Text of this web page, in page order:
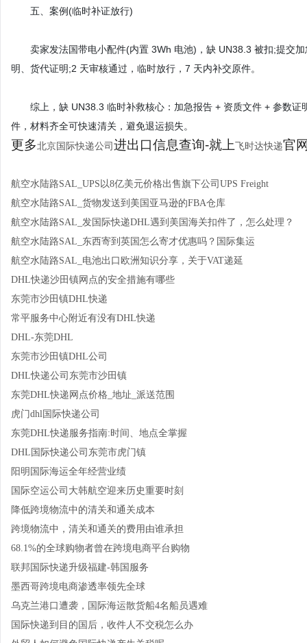
五、案例(临时补证放行)
卖家发法国带电小配件(内置 3Wh 电池)，缺 UN38.3 被扣;提交加
明、货代证明;2 天审核通过，临时放行，7 天内补交原件。
综上，缺 UN38.3 临时补救核心：加急报告 + 资质文件 + 参数证
件，材料齐全可快速清关，避免退运损失。
更多北京国际快递公司进出口信息查询-就上飞时达快递官
航空水陆路SAL_UPS以8亿美元价格出售旗下公司UPS Freight
航空水陆路SAL_货物发送到美国亚马逊的FBA仓库
航空水陆路SAL_发国际快递DHL遇到美国海关扣件了，怎么处理？
航空水陆路SAL_东西寄到英国怎么寄才优惠吗？国际集运
航空水陆路SAL_电池出口欧洲知识分享，关于VAT递延
DHL快递沙田镇网点的安全措施有哪些
东莞市沙田镇DHL快递
常平服务中心附近有没有DHL快递
DHL-东莞DHL
东莞市沙田镇DHL公司
DHL快递公司东莞市沙田镇
东莞DHL快递网点价格_地址_派送范围
虎门dhl国际快递公司
东莞DHL快递服务指南:时间、地点全掌握
DHL国际快递公司东莞市虎门镇
阳明国际海运全年经营业绩
国际空运公司大韩航空迎来历史重要时刻
降低跨境物流中的清关和通关成本
跨境物流中，清关和通关的费用由谁承担
68.1%的全球购物者曾在跨境电商平台购物
联邦国际快递升级福建-韩国服务
墨西哥跨境电商渗透率领先全球
乌克兰港口遭袭，国际海运散货船4名船员遇难
国际快递到目的国后，收件人不交税怎么办